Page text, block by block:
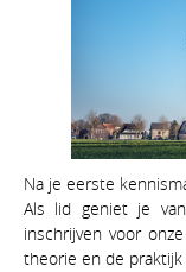
Na je eerste
Als lid geniet je
inschrijven voor
theorie en de